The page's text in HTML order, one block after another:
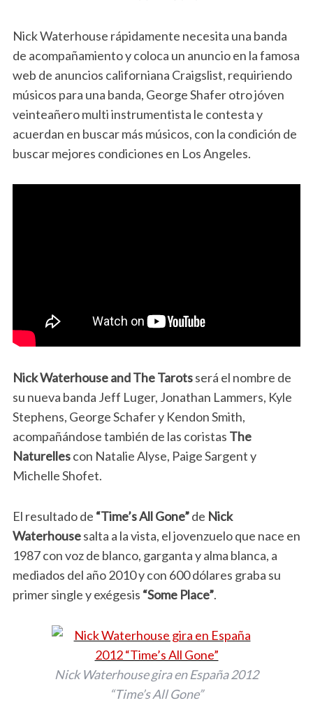
Nick Waterhouse rápidamente necesita una banda
de acompañamiento y coloca un anuncio en la famosa
web de anuncios californiana Craigslist, requiriendo
músicos para una banda, George Shafer otro jóven
veinteañero multi instrumentista le contesta y
acuerdan en buscar más músicos, con la condición de
buscar mejores condiciones en Los Angeles.
Nick Waterhouse and The Tarotsserá el nombre de
su nueva banda Jeff Luger, Jonathan Lammers, Kyle
Stephens, George Schafer y Kendon Smith,
acompañándose también de las coristas The
Naturellescon Natalie Alyse, Paige Sargent y
Michelle Shofet.
El resultado de “Time’s All Gone”de Nick
Waterhousesalta a la vista, el jovenzuelo que nace en
1987 con voz de blanco, garganta y alma blanca, a
mediados del año 2010 y con 600 dólares graba su
primer single y exégesis “Some Place”.
Nick Waterhouse gira en España 2012
“Time’s All Gone”